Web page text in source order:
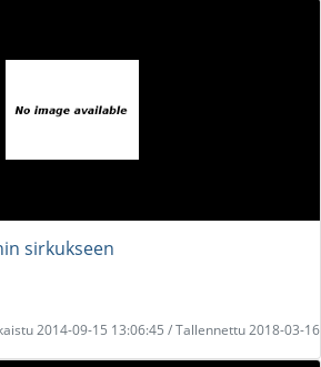
sirkukseen
2014-09-15 13:06:45 / Tallennettu 2018-03-16